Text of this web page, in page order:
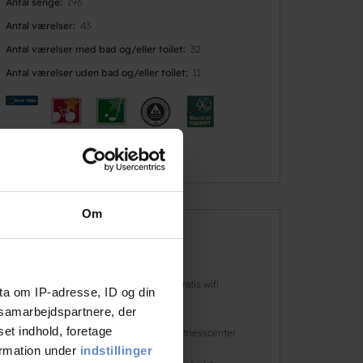
Om
om IP-adresse, ID og din
der
indhold, foretage
under indstillinger
Antal værelser
43
Antal værelser med bad og/eller toilet
32
Antal værelser uden bad og/eller toilet
11
Faciliteter
velkomne
Gratis wifi
Basketball Fitnesscenter